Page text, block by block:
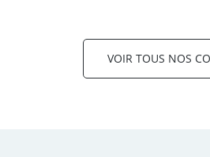
VOIR TOUS NOS